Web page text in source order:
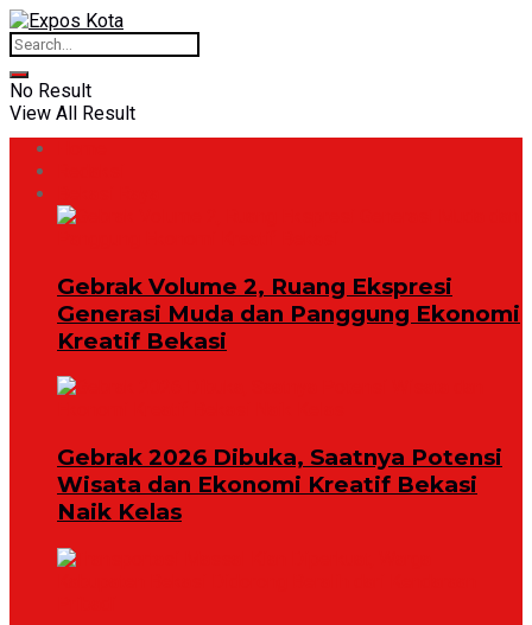
No Result
View All Result
Gebrak Volume 2, Ruang Ekspresi
Generasi Muda dan Panggung Ekonomi
Kreatif Bekasi
Gebrak 2026 Dibuka, Saatnya Potensi
Wisata dan Ekonomi Kreatif Bekasi
Naik Kelas